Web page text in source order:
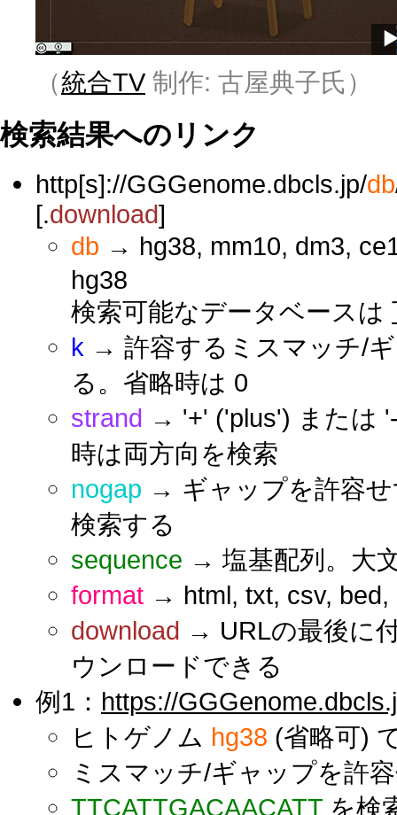
（統合TV 制作: 古屋典子氏）
検索結果へのリンク
http[s]://GGGenome.dbcls.jp/db
[.download]
db → hg38, mm10, dm3,
hg38
検索可能なデータベースは
k → 許容するミスマッチ/
る。省略時は 0
strand → '+' ('plus') または
時は両方向を検索
nogap → ギャップを許容
検索する
sequence → 塩基配列。大
format → html, txt, csv, bed,
download → URLの最後に
ウンロードできる
例1： https://
ヒトゲノム hg38 (省略可)
ミスマッチ/ギャップを許
TTCATTGACAACATT を検